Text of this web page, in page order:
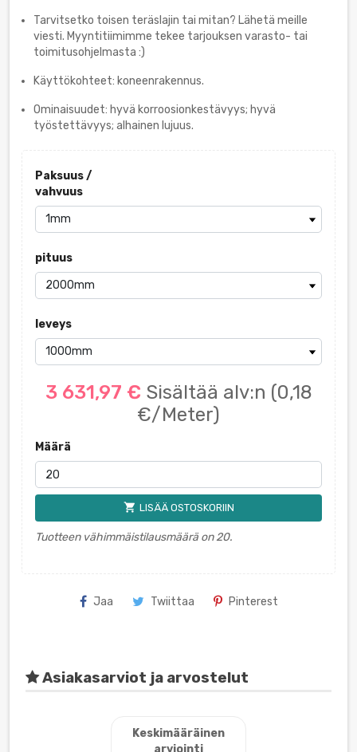
Tarvitsetko toisen teräslajin tai mitan? Lähetä meille
viesti. Myyntitiimimme tekee tarjouksen varasto- tai
toimitusohjelmasta :)
Käyttökohteet: koneenrakennus.
Ominaisuudet: hyvä korroosionkestävyys; hyvä
työstettävyys; alhainen lujuus.
Paksuus /
vahvuus
pituus
leveys
3 631,97 € Sisältää alv:n (0,18
€/Meter)
Määrä
shopping_cart LISÄÄ OSTOSKORIIN
Tuotteen vähimmäistilausmäärä on 20.
Jaa Twiittaa Pinterest
Asiakasarviot ja arvostelut
Keskimääräinen